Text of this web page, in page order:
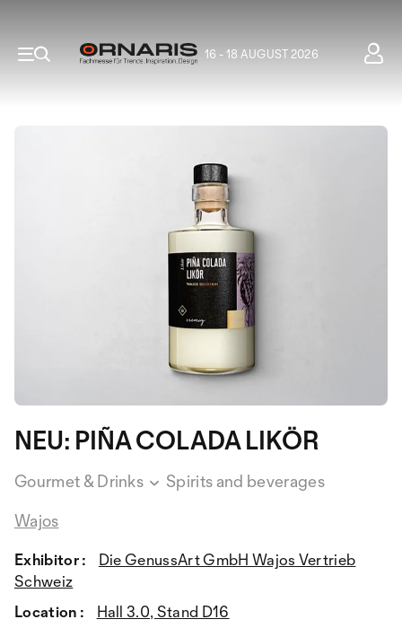
16 - 18 AUGUST 2026
NEU: PIÑA COLADA LIKÖR
Gourmet & Drinks
Spirits and beverages
Wajos
Exhibitor :
Die GenussArt GmbH Wajos Vertrieb
Schweiz
Location :
Hall 3.0, Stand D16